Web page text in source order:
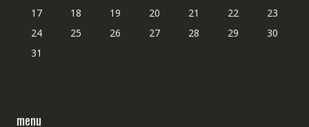
17
18 19 20 21 22
23
24
25 26 27 28 29
30
31
menu